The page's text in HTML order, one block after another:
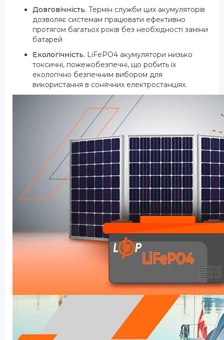
Довговічність. Термін служби цих акумуляторів
дозволяє системам працювати ефективно
протягом багатьох років без необхідності заміни
батарей
Екологічність. LiFePO4 акумулятори низько
токсичні, пожежобезпечні, що робить їх
екологічно безпечним вибором для
використання в сонячних електростанціях.